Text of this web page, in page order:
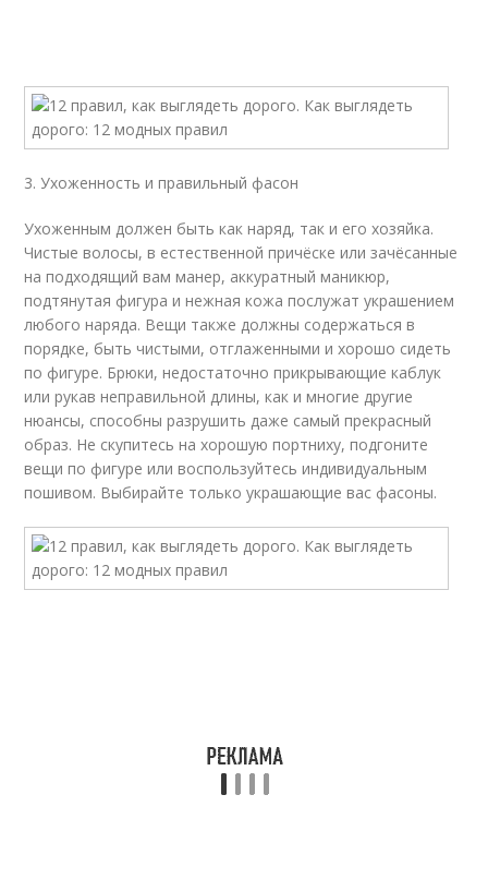
3. Ухоженность и правильный фасон
Ухоженным должен быть как наряд, так и его хозяйка.
Чистые волосы, в естественной причёске или зачёсанные
на подходящий вам манер, аккуратный маникюр,
подтянутая фигура и нежная кожа послужат украшением
любого наряда. Вещи также должны содержаться в
порядке, быть чистыми, отглаженными и хорошо сидеть
по фигуре. Брюки, недостаточно прикрывающие каблук
или рукав неправильной длины, как и многие другие
нюансы, способны разрушить даже самый прекрасный
образ. Не скупитесь на хорошую портниху, подгоните
вещи по фигуре или воспользуйтесь индивидуальным
пошивом. Выбирайте только украшающие вас фасоны.